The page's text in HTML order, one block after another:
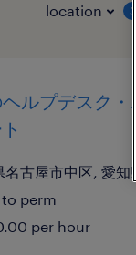
location 3
ルプデスク・
古屋市中区, 愛知県
perm
per hour